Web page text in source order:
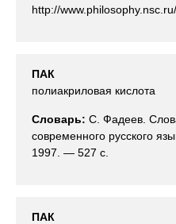
http://
ПАК
полиакриловая кислота
Словарь: С. Фадеев.
современного русского
1997. — 527 с.
ПАК